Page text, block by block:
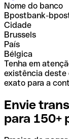
Nome do banco
Bpostbank-
Cidade
Brussels
País
Bélgica
Tenha em
existência deste
exato para a
Envie
para 150+